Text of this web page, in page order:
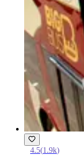
4.5(1.9k)